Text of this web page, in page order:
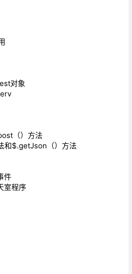
对象
（）方法
和$.getJson（）方法
件
室程序